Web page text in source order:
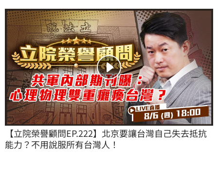
【立院榮譽顧問EP.222】北京要讓台灣自己失去抵抗
能力？不用說服所有台灣人！